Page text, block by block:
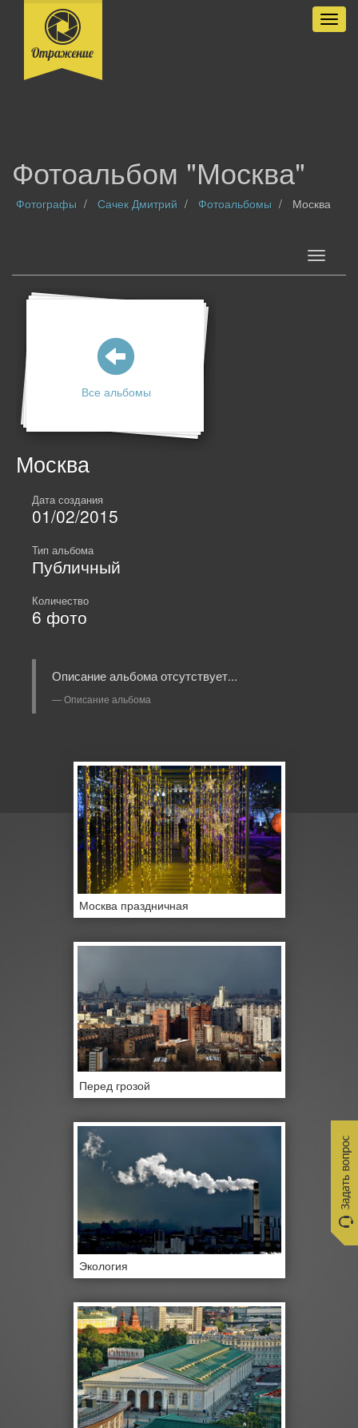
Фотоальбом "Москва"
Фотографы Сачек Дмитрий Фотоальбомы Москва
Все альбомы
Москва
Дата создания
01/02/2015
Тип альбома
Публичный
Количество
6 фото
Описание альбома отсутствует...
Описание альбома
Москва праздничная
Перед грозой
Экология